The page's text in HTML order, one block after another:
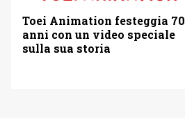
Toei Animation festeggia 70
anni con un video speciale
sulla sua storia